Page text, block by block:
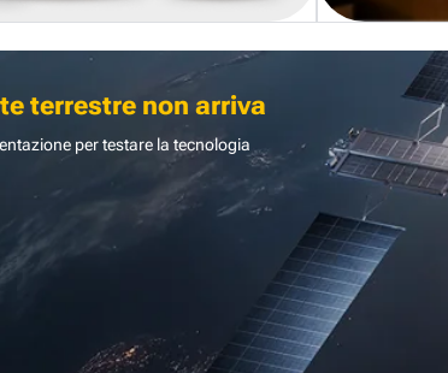
terrestre non arriva
per testare la tecnologia